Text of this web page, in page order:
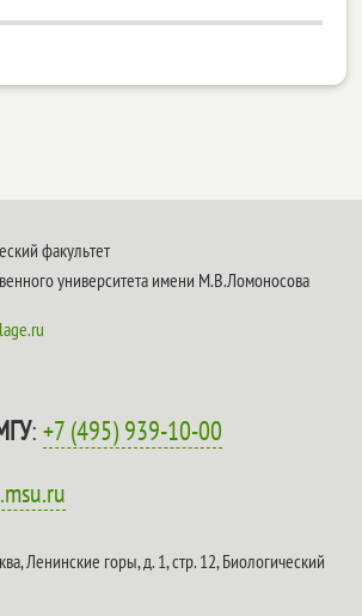
факультет
университета имени М.В.Ломоносова
:+7 (495) 939-10-00
Ленинские горы, д. 1, стр. 12,Биологический